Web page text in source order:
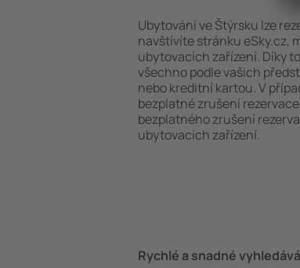
Ubytování ve Štýrsku lze
navštívíte stránku eSky.cz,
ubytovacích zařízení. Díky
všechno podle vašich
nebo kreditní kartou. V
bezplatné zrušení
bezplatného zrušení
ubytovacích zařízení.
Rychlé a snadné